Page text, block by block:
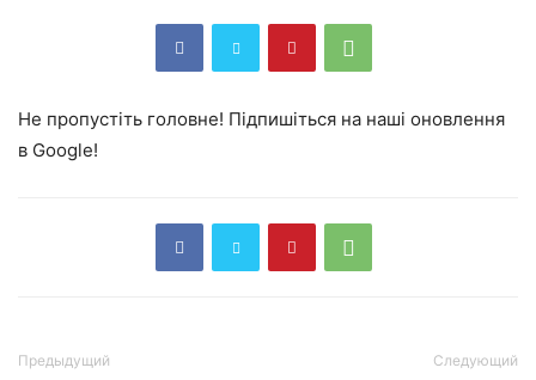
Не пропустіть головне! Підпишіться на наші оновлення
в Google!
Предыдущий Следующий